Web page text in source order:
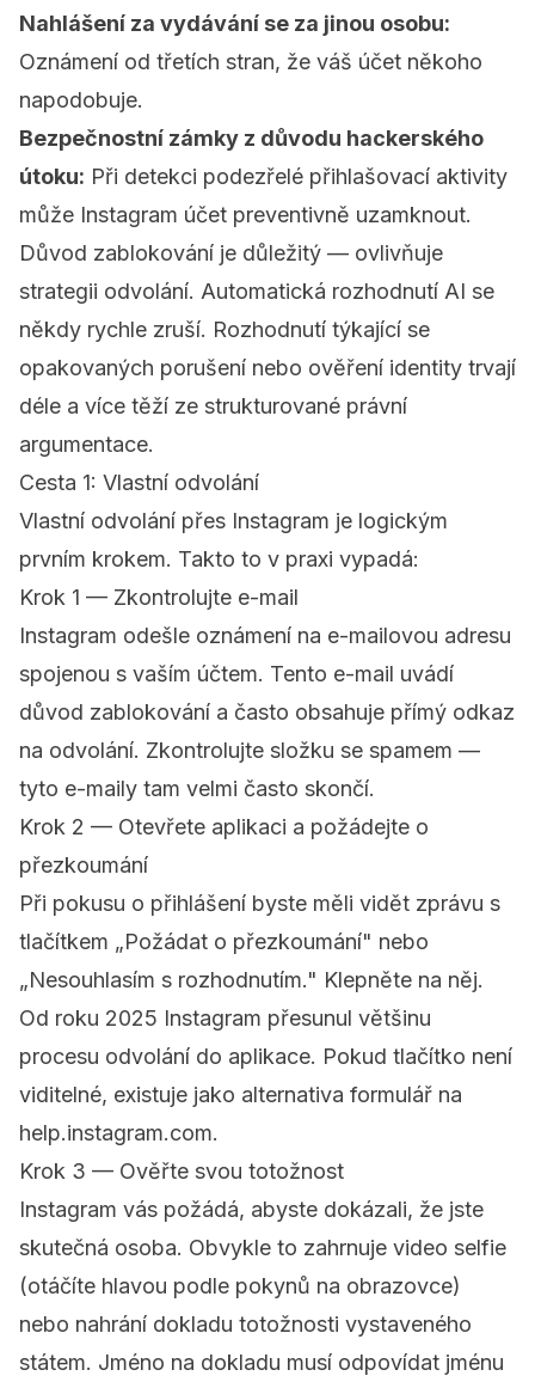
Nahlášení za vydávání se za jinou osobu:
Oznámení od třetích stran, že váš účet někoho
napodobuje.
Bezpečnostní zámky z důvodu hackerského
útoku: Při detekci podezřelé přihlašovací aktivity
může Instagram účet preventivně uzamknout.
Důvod zablokování je důležitý — ovlivňuje
strategii odvolání. Automatická rozhodnutí AI se
někdy rychle zruší. Rozhodnutí týkající se
opakovaných porušení nebo ověření identity trvají
déle a více těží ze strukturované právní
argumentace.
Cesta 1: Vlastní odvolání
Vlastní odvolání přes Instagram je logickým
prvním krokem. Takto to v praxi vypadá:
Krok 1 — Zkontrolujte e-mail
Instagram odešle oznámení na e-mailovou adresu
spojenou s vaším účtem. Tento e-mail uvádí
důvod zablokování a často obsahuje přímý odkaz
na odvolání. Zkontrolujte složku se spamem —
tyto e-maily tam velmi často skončí.
Krok 2 — Otevřete aplikaci a požádejte o
přezkoumání
Při pokusu o přihlášení byste měli vidět zprávu s
tlačítkem „Požádat o přezkoumání" nebo
„Nesouhlasím s rozhodnutím." Klepněte na něj.
Od roku 2025 Instagram přesunul většinu
procesu odvolání do aplikace. Pokud tlačítko není
viditelné, existuje jako alternativa formulář na
help.instagram.com.
Krok 3 — Ověřte svou totožnost
Instagram vás požádá, abyste dokázali, že jste
skutečná osoba. Obvykle to zahrnuje video selfie
(otáčíte hlavou podle pokynů na obrazovce)
nebo nahrání dokladu totožnosti vystaveného
státem. Jméno na dokladu musí odpovídat jménu